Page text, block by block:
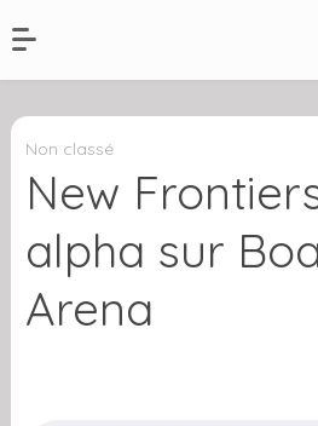
Non classé
New
alpha sur
Arena